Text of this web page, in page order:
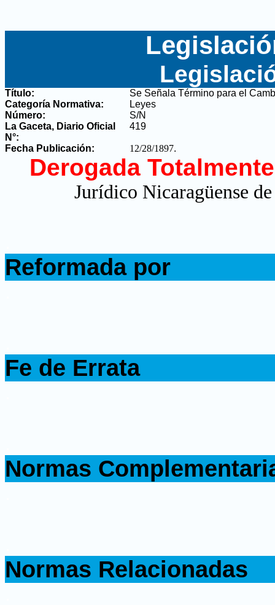
Título:
Se Señala Término para el
Categoría Normativa:
Leyes
Número:
S/N
La Gaceta, Diario Oficial
N°:
419
Fecha Publicación: 12/28/1897.
Derogada
Jurídico Nicaragüense
Reformada por
Fe de Errata
Normas
Normas Relacionadas